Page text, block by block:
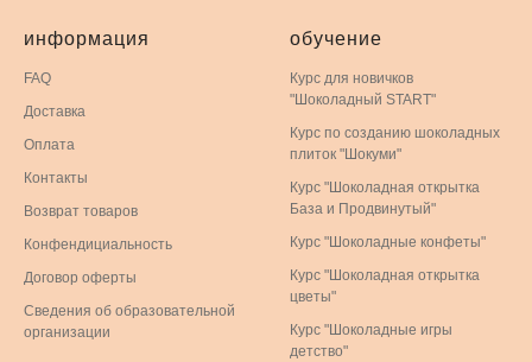
информация
FAQ
Доставка
Оплата
Контакты
Возврат товаров
Конфендициальность
Договор оферты
Сведения об образовательной
организации
обучение
Курс для новичков
"Шоколадный START"
Курс по созданию шоколадных
плиток "Шокуми"
Курс "Шоколадная открытка
База и Продвинутый"
Курс "Шоколадные конфеты"
Курс "Шоколадная открытка
цветы"
Курс "Шоколадные игры
детство"